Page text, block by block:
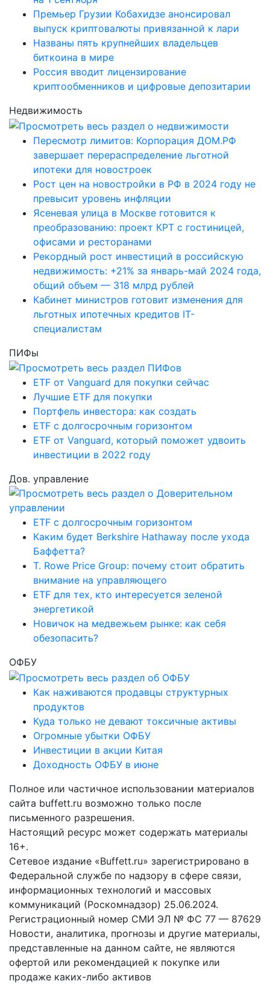
Премьер Грузии Кобахидзе анонсировал
выпуск криптовалюты привязанной к лари
Названы пять крупнейших владельцев
биткоина в мире
Россия вводит лицензирование
криптообменников и цифровые депозитарии
Недвижимость
Пересмотр лимитов: Корпорация ДОМ.РФ
завершает перераспределение льготной
ипотеки для новостроек
Рост цен на новостройки в РФ в 2024 году не
превысит уровень инфляции
Ясеневая улица в Москве готовится к
преобразованию: проект КРТ с гостиницей,
офисами и ресторанами
Рекордный рост инвестиций в российскую
недвижимость: +21% за январь-май 2024 года,
общий объем — 318 млрд рублей
Кабинет министров готовит изменения для
льготных ипотечных кредитов IT-
специалистам
ПИФы
ETF от Vanguard для покупки сейчас
Лучшие ETF для покупки
Портфель инвестора: как создать
ETF с долгосрочным горизонтом
ETF от Vanguard, который поможет удвоить
инвестиции в 2022 году
Дов. управление
ETF с долгосрочным горизонтом
Каким будет Berkshire Hathaway после ухода
Баффетта?
T. Rowe Price Group: почему стоит обратить
внимание на управляющего
ETF для тех, кто интересуется зеленой
энергетикой
Новичок на медвежьем рынке: как себя
обезопасить?
ОФБУ
Как наживаются продавцы структурных
продуктов
Куда только не девают токсичные активы
Огромные убытки ОФБУ
Инвестиции в акции Китая
Доходность ОФБУ в июне
Полное или частичное использовании материалов
сайта buffett.ru возможно только после
письменного разрешения.
Настоящий ресурс может содержать материалы
16+.
Сетевое издание «Buffett.ru» зарегистрировано в
Федеральной службе по надзору в сфере связи,
информационных технологий и массовых
коммуникаций (Роскомнадзор) 25.06.2024.
Регистрационный номер СМИ ЭЛ № ФС 77 — 87629
Новости, аналитика, прогнозы и другие материалы,
представленные на данном сайте, не являются
офертой или рекомендацией к покупке или
продаже каких-либо активов